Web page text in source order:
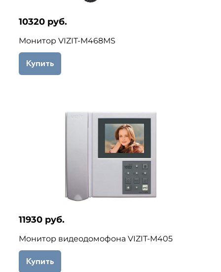
10320 руб.
Монитор VIZIT-M468МS
Купить
11930 руб.
Монитор видеодомофона VIZIT-M405
Купить